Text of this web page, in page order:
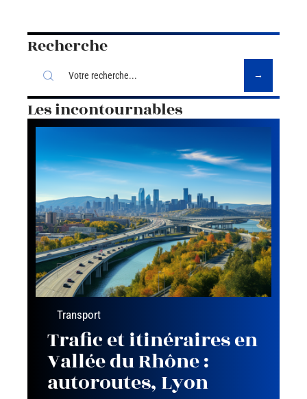
Recherche
Les incontournables
Transport
Trafic et itinéraires en
Vallée du Rhône :
autoroutes, Lyon